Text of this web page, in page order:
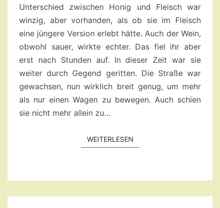
4.1
Unterschied zwischen Honig und Fleisch war
winzig, aber vorhanden, als ob sie im Fleisch
eine jüngere Version erlebt hätte. Auch der Wein,
obwohl sauer, wirkte echter. Das fiel ihr aber
erst nach Stunden auf. In dieser Zeit war sie
weiter durch Gegend geritten. Die Straße war
gewachsen, nun wirklich breit genug, um mehr
als nur einen Wagen zu bewegen. Auch schien
sie nicht mehr allein zu…
WEITERLESENWEITERLESEN